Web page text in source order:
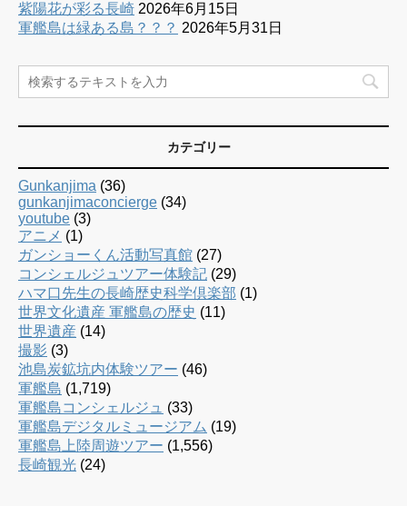
紫陽花が彩る長崎 2026年6月15日
軍艦島は緑ある島？？？ 2026年5月31日
カテゴリー
Gunkanjima (36)
gunkanjimaconcierge (34)
youtube (3)
アニメ (1)
ガンショーくん活動写真館 (27)
コンシェルジュツアー体験記 (29)
ハマ口先生の長崎歴史科学倶楽部 (1)
世界文化遺産 軍艦島の歴史 (11)
世界遺産 (14)
撮影 (3)
池島炭鉱坑内体験ツアー (46)
軍艦島 (1,719)
軍艦島コンシェルジュ (33)
軍艦島デジタルミュージアム (19)
軍艦島上陸周遊ツアー (1,556)
長崎観光 (24)